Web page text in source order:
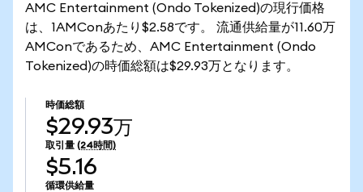
AMC Entertainment (Ondo Tokenized)の現行価格
は、1AMConあたり$2.58です。 流通供給量が11.60万
AMConであるため、AMC Entertainment (Ondo
Tokenized)の時価総額は$29.93万となります。
時価総額
$29.93万
取引量 (24時間)
$5.16
循環供給量